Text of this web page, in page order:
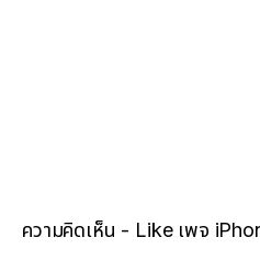
ความคิดเห็น - Like เพจ